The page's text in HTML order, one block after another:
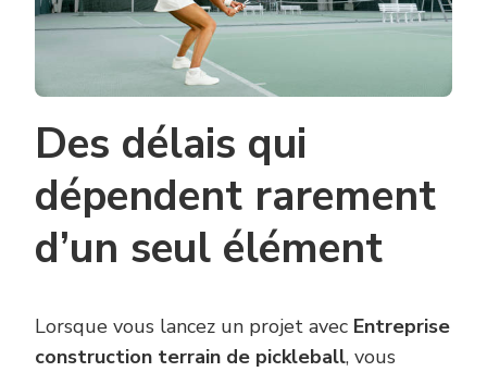
Des délais qui
dépendent rarement
d’un seul élément
Lorsque vous lancez un projet avec Entreprise
construction terrain de pickleball, vous